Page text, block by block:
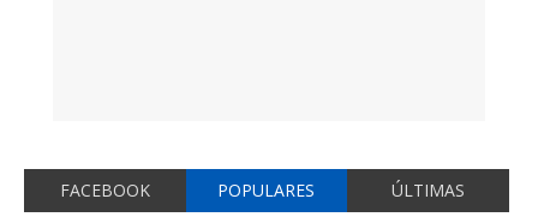
FACEBOOK POPULARES ÚLTIMAS